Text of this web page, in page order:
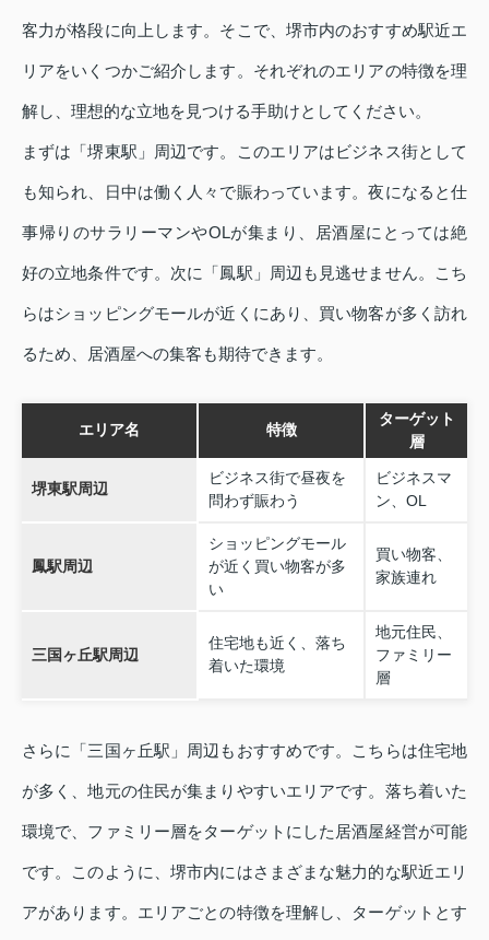
客力が格段に向上します。そこで、堺市内のおすすめ駅近エ
リアをいくつかご紹介します。それぞれのエリアの特徴を理
解し、理想的な立地を見つける手助けとしてください。
まずは「堺東駅」周辺です。このエリアはビジネス街として
も知られ、日中は働く人々で賑わっています。夜になると仕
事帰りのサラリーマンやOLが集まり、居酒屋にとっては絶
好の立地条件です。次に「鳳駅」周辺も見逃せません。こち
らはショッピングモールが近くにあり、買い物客が多く訪れ
るため、居酒屋への集客も期待できます。
エリア名 特徴
ターゲット
層
堺東駅周辺
ビジネス街で昼夜を
問わず賑わう
ビジネスマ
ン、OL
鳳駅周辺
ショッピングモール
が近く買い物客が多
い
買い物客、
家族連れ
三国ヶ丘駅周辺
住宅地も近く、落ち
着いた環境
地元住民、
ファミリー
層
さらに「三国ヶ丘駅」周辺もおすすめです。こちらは住宅地
が多く、地元の住民が集まりやすいエリアです。落ち着いた
環境で、ファミリー層をターゲットにした居酒屋経営が可能
です。このように、堺市内にはさまざまな魅力的な駅近エリ
アがあります。エリアごとの特徴を理解し、ターゲットとす